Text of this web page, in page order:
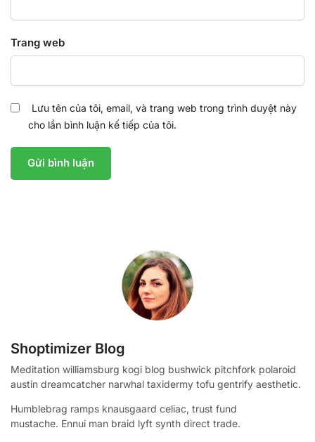
Trang web
Lưu tên của tôi, email, và trang web trong trình duyệt này
cho lần bình luận kế tiếp của tôi.
Shoptimizer Blog
Meditation williamsburg kogi blog bushwick pitchfork polaroid
austin dreamcatcher narwhal taxidermy tofu gentrify aesthetic.
Humblebrag ramps knausgaard celiac, trust fund
mustache. Ennui man braid lyft synth direct trade.